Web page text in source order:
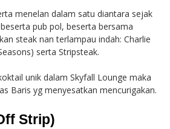
menelan dalam satu diantara sejak
pub pol, beserta bersama
steak nan terlampau indah: Charlie
serta Stripsteak.
unik dalam Skyfall Lounge maka
Baris yg menyesatkan mencurigakan.
Strip)